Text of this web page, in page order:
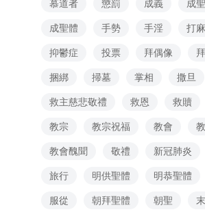
慕道者
懲罰 成義
成
成聖體
手勢 手淫
打
抑鬱症
投票 拜偶像
捆綁
掃墓 掌相
撒旦
救主慈悲敬禮
救恩 救贖
教宗
教宗祝福 教會
教會醜聞
敬禮 新冠肺炎
旅行
明供聖體 明恭聖體
服從
朝拜聖體 朝聖